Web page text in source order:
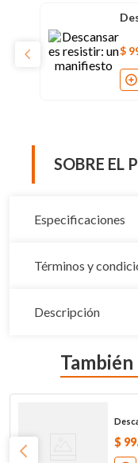
$
SOBRE EL
Especificaciones
Términos y
Descripción
$ 99